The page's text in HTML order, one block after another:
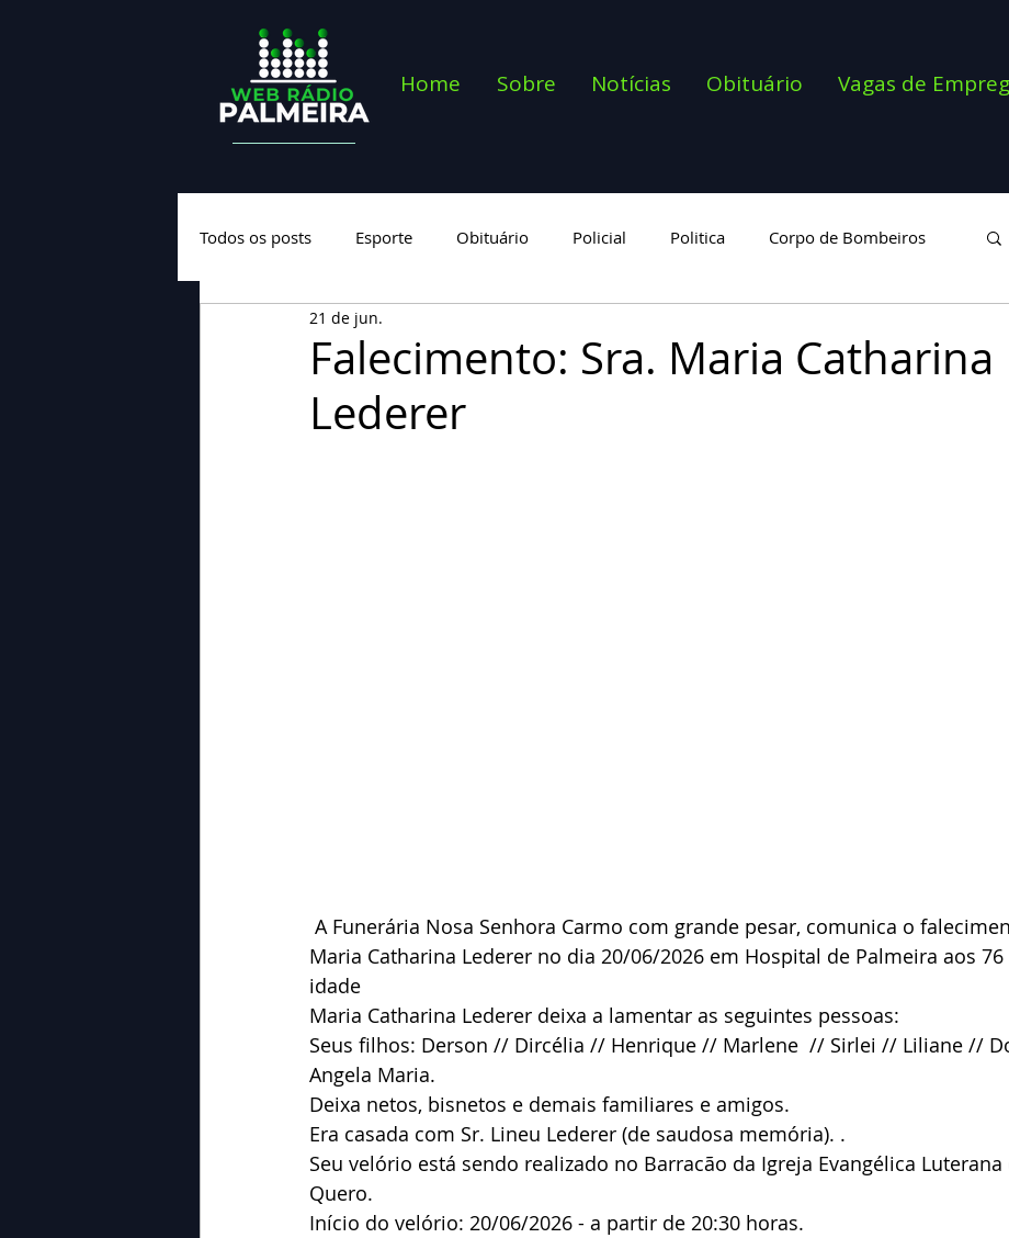
Home Sobre Notícias Obituário Vagas de
Todos os posts Esporte Obituário Policial Politica Corpo de Bombeiros
Geral
Falecimento: Sra. Maria Catharina
Lederer
21 de jun.
Maria Catharina Lederer no dia 20/06/2026 em Hospital de Palmeira aos
idade
Maria Catharina Lederer deixa a lamentar as seguintes pessoas:
Seus filhos: Derson // Dircélia // Henrique // Marlene  // Sirlei // Liliane //
Angela Maria.
Deixa netos, bisnetos e demais familiares e amigos.
Era casada com Sr. Lineu Lederer (de saudosa memória). .
Seu velório está sendo realizado no Barracão da Igreja Evangélica Luterana
Quero.
Início do velório: 20/06/2026 - a partir de 20:30 horas.